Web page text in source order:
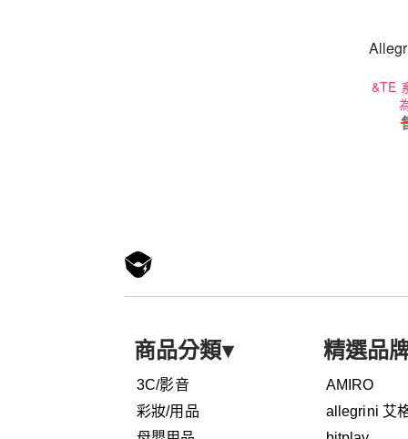
&TE
商品分類▾
3C/影音
彩妝/用品
精選品
AMIRO
allegrini 艾